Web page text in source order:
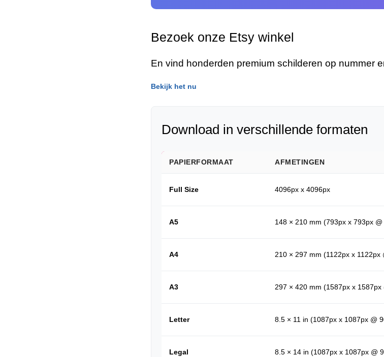
Bezoek onze Etsy winkel
En vind honderden premium schilderen op nummer
Bekijk het nu
Download in verschillende formaten
PAPIERFORMAAT AFMETINGEN
Full Size 4096px x 4096px
A5 148 × 210 mm (793px x 793px @
A4 210 × 297 mm (1122px x 1122px
A3 297 × 420 mm (1587px x 1587px
Letter 8.5 × 11 in (1087px x 1087px @
Legal 8.5 × 14 in (1087px x 1087px @